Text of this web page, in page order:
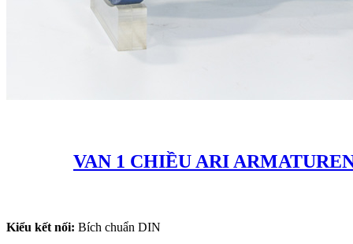
VAN 1 CHIỀU ARI
Kiểu kết nối: Bích chuẩn DIN